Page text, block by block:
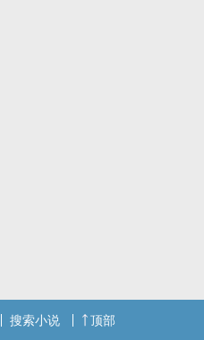
搜索小说 顶部